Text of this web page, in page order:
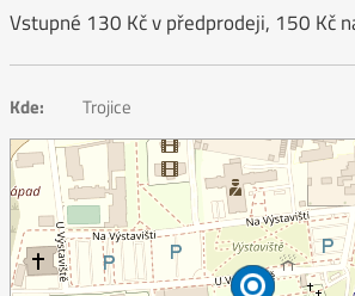
Vstupné 130 Kč v předprodeji, 150 Kč
Kde: Trojice